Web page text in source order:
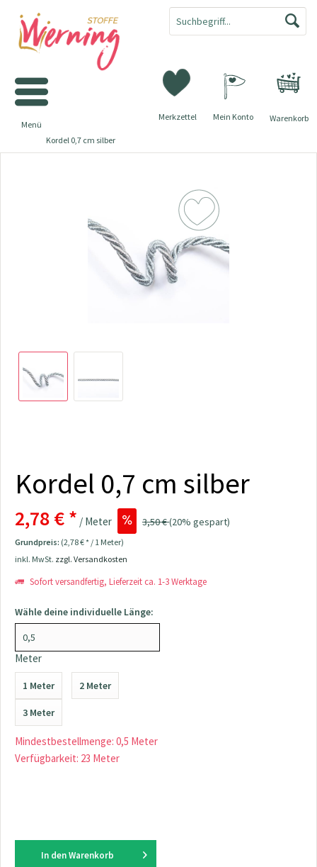
Warenkorb
Merkzettel Mein Konto
Menü
Kordel 0,7 cm silber
Kordel 0,7 cm silber
2,78 € * / Meter 3,50 €(20% gespart)
Grundpreis: (2,78 € * / 1 Meter)
inkl. MwSt. zzgl. Versandkosten
Sofort versandfertig, Lieferzeit ca. 1-3 Werktage
Wähle deine individuelle Länge:
Meter
1 Meter 2 Meter
3 Meter
Mindestbestellmenge: 0,5 Meter
Verfügbarkeit: 23 Meter
In den Warenkorb